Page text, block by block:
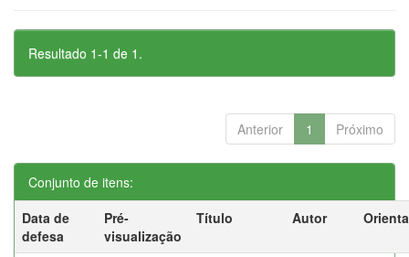
Resultado 1-1 de 1.
Anterior 1 Próximo
Conjunto de itens:
Data de
defesa
Pré-
visualização
Título Autor